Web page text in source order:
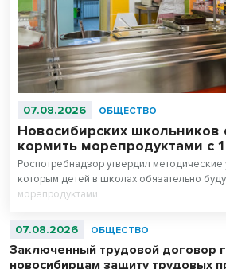
07.08.2026 ОБЩЕСТВО
Новосибирских школьников
кормить морепродуктами с
Роспотребнадзор утвердил методические
которым детей в школах обязательно
морепродуктами.
07.08.2026 ОБЩЕСТВО
Заключенный трудовой договор
новосибирцам защиту трудовых